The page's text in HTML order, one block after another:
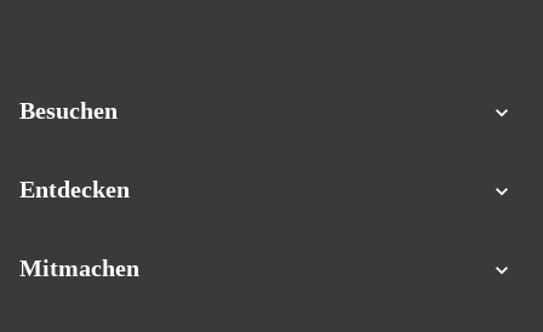
Besuchen
Entdecken
Mitmachen